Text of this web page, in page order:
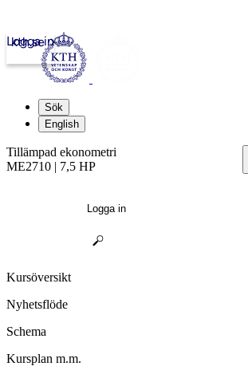
kth.se
Logga in
Sök
English
Tillämpad ekonometri
ME2710 | 7,5 HP
Logga in
Kursöversikt
Nyhetsflöde
Schema
Kursplan m.m.